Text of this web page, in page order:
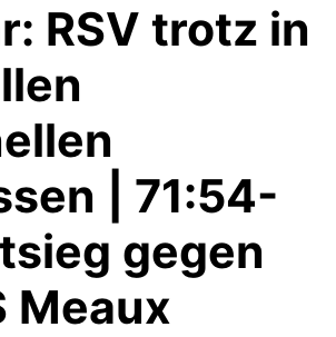
RSV trotz in
| 71:54-
gegen
Meaux